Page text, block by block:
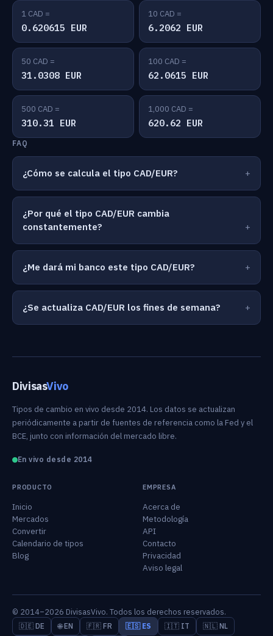
1 CAD =
0.620615 EUR
10 CAD =
6.2062 EUR
50 CAD =
31.0308 EUR
100 CAD =
62.0615 EUR
500 CAD =
310.31 EUR
1,000 CAD =
620.62 EUR
FAQ
¿Cómo se calcula el tipo CAD/EUR?
¿Por qué el tipo CAD/EUR cambia
constantemente?
¿Me dará mi banco este tipo CAD/EUR?
¿Se actualiza CAD/EUR los fines de semana?
DivisasVivo
Tipos de cambio en vivo desde 2014. Los datos se actualizan
periódicamente a partir de fuentes de referencia como la Fed y el
BCE, junto con información del mercado libre.
En vivo desde 2014
PRODUCTO
Inicio
Mercados
Convertir
Calendario de tipos
Blog
EMPRESA
Acerca de
Metodología
API
Contacto
Privacidad
Aviso legal
© 2014–2026 DivisasVivo. Todos los derechos reservados.
🇩🇪 DE 🌐 EN 🇫🇷 FR 🇪🇸 ES 🇮🇹 IT 🇳🇱 NL